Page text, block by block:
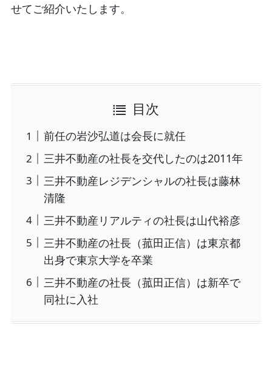
せてご紹介いたします。
目次
前任の岩沙弘道は会長に就任
三井不動産の社長を交代したのは2011年
三井不動産レジデンシャルの社長は藤林
清隆
三井不動産リアルティの社長は山代裕彦
三井不動産の社長（菰田正信）は東京都
出身で東京大学を卒業
三井不動産の社長（菰田正信）は新卒で
同社に入社